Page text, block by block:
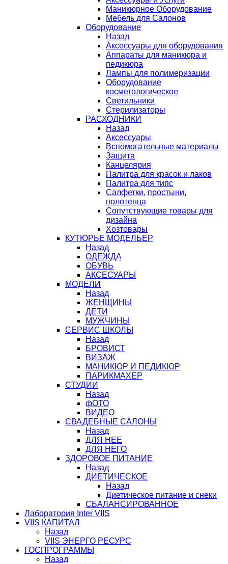
Маникюрное Оборудование
Мебель для Салонов
Оборудование
Назад
Аксессуары для оборудования
Аппараты для маникюра и
педикюра
Лампы для полимеризации
Оборудование
косметологическое
Светильники
Стерилизаторы
РАСХОДНИКИ
Назад
Аксессуары
Вспомогательные материалы
Защита
Канцелярия
Палитра для красок и лаков
Палитра для типс
Салфетки, простыни,
полотенца
Сопутствующие товары для
дизайна
Хозтовары
КУТЮРЬЕ МОДЕЛЬЕР
Назад
ОДЕЖДА
ОБУВЬ
АКСЕСУАРЫ
МОДЕЛИ
Назад
ЖЕНЩИНЫ
ДЕТИ
МУЖЧИНЫ
СЕРВИС ШКОЛЫ
Назад
БРОВИСТ
ВИЗАЖ
МАНИКЮР И ПЕДИКЮР
ПАРИКМАХЕР
СТУДИИ
Назад
фОТО
ВИДЕО
СВАДЕБНЫЕ САЛОНЫ
Назад
ДЛЯ НЕЕ
ДЛЯ НЕГО
ЗДОРОВОЕ ПИТАНИЕ
Назад
ДИЕТИЧЕСКОЕ
Назад
Диетическое питание и снеки
СБАЛАНСИРОВАННОЕ
Лаборатория Inter VIIS
VIIS КАПИТАЛ
Назад
VIIS ЭНЕРГО РЕСУРС
ГОСПРОГРАММЫ
Назад